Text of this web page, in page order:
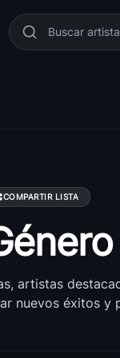
COMPARTIR LISTA
artistas y éxitos
artistas
nuevos éxitos y